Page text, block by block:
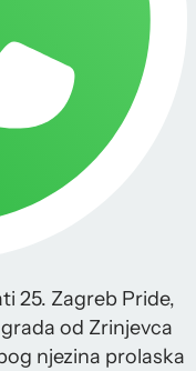
25. Zagreb Pride,
od Zrinjevca
njezina prolaska